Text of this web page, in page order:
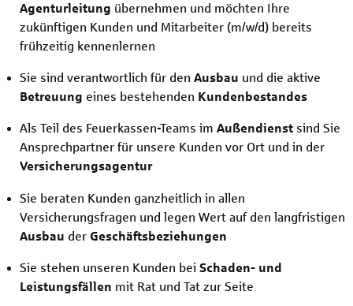
Agenturleitung übernehmen und möchten Ihre
zukünftigen Kunden und Mitarbeiter (m/w/d) bereits
frühzeitig kennenlernen
Sie sind verantwortlich für denAusbau und die aktive
Betreuung eines bestehenden Kundenbestandes
Als Teil des Feuerkassen-Teams imAußendienst sind Sie
Ansprechpartner für unsere Kunden vor Ort und in der
Versicherungsagentur
Sie beraten Kunden ganzheitlich in allen
Versicherungsfragen und legen Wert auf den langfristigen
Ausbau der Geschäftsbeziehungen
Sie stehen unseren Kunden beiSchaden- und
Leistungsfällen mit Rat und Tat zur Seite